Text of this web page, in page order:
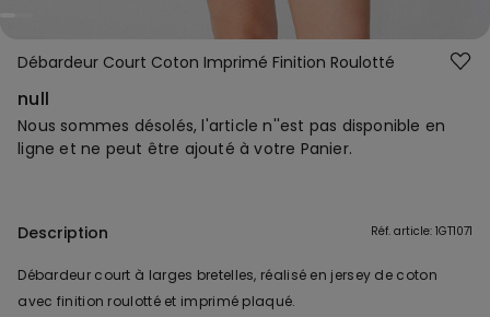
Débardeur Court Coton Imprimé Finition Roulotté
null
Nous sommes désolés, l'article n''est pas disponible en
ligne et ne peut être ajouté à votre Panier.
Description Réf. article: 1GT1071
Débardeur court à larges bretelles, réalisé en jersey de coton
avec finition roulotté et imprimé plaqué.